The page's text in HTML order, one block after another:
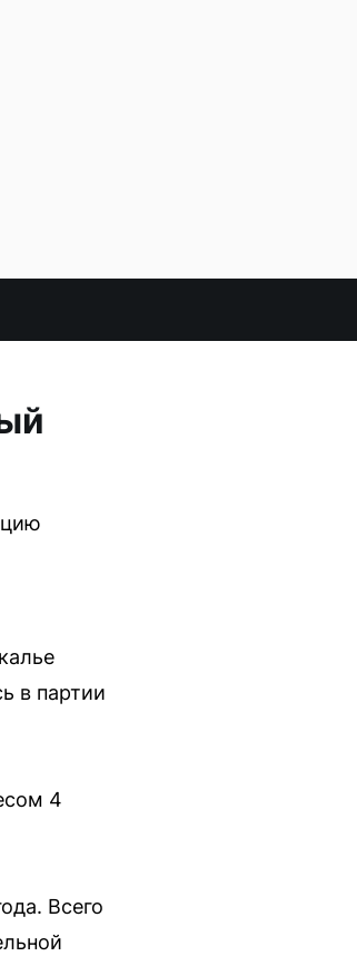
в партии
4
Всего